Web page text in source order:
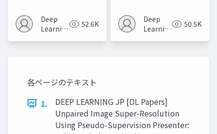
Deep
Learning
52.6K
Deep
Learning
50.5K
各ページのテキスト
1.
DEEP LEARNING JP [DL Papers]
Unpaired Image Super-Resolution
Using Pseudo-Supervision Presenter: